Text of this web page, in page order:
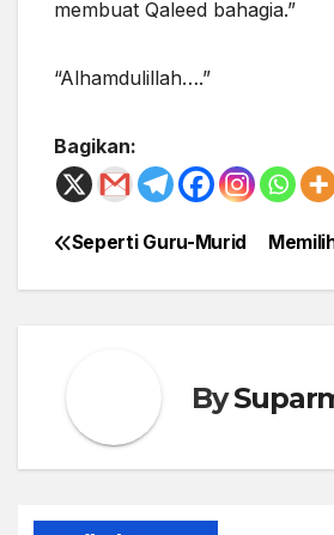
membuat Qaleed bahagia.”
“Alhamdulillah….”
Bagikan:
Post
navigation
Seperti Guru-Murid
By